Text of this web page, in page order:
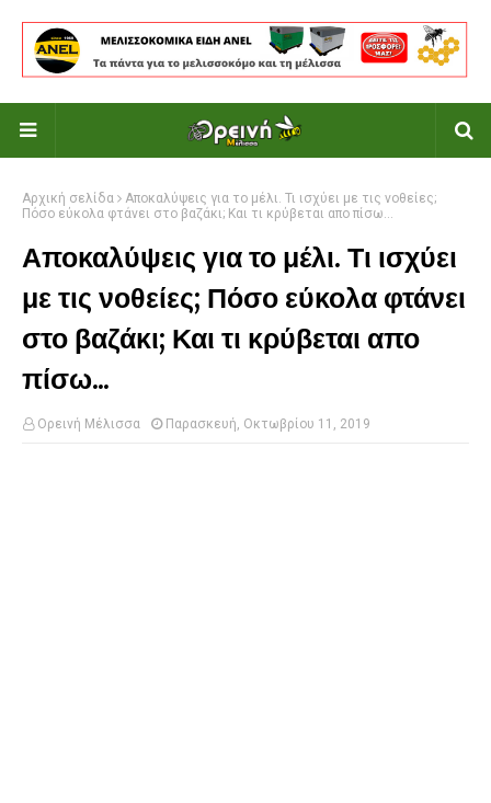
Αρχική σελίδα
Αποκαλύψεις για το μέλι. Τι ισχύει με τις νοθείες;
Πόσο εύκολα φτάνει στο βαζάκι; Και τι κρύβεται απο πίσω...
Αποκαλύψεις για το μέλι. Τι ισχύει
με τις νοθείες; Πόσο εύκολα φτάνει
στο βαζάκι; Και τι κρύβεται απο
πίσω...
Ορεινή Μέλισσα Παρασκευή, Οκτωβρίου 11, 2019